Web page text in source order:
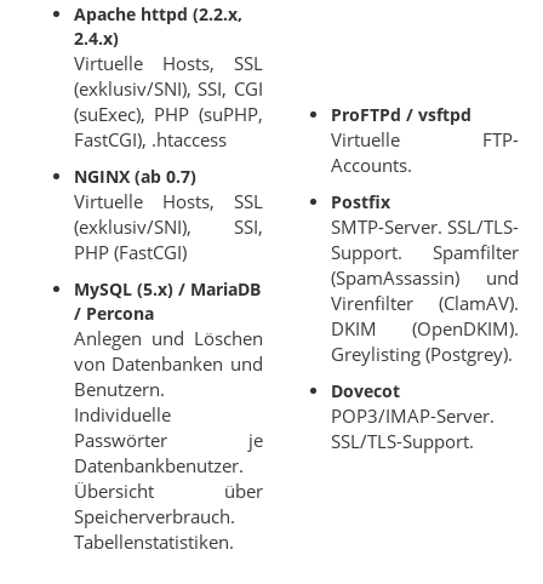
Apache httpd (2.2.x,
2.4.x)
Virtuelle Hosts, SSL
(exklusiv/SNI), SSI, CGI
(suExec), PHP (suPHP,
FastCGI), .htaccess
NGINX (ab 0.7)
Virtuelle Hosts, SSL
(exklusiv/SNI), SSI,
PHP (FastCGI)
MySQL (5.x) / MariaDB
/ Percona
Anlegen und Löschen
von Datenbanken und
Benutzern.
Individuelle
Passwörter je
Datenbankbenutzer.
Übersicht über
Speicherverbrauch.
Tabellenstatistiken.
ProFTPd / vsftpd
Virtuelle FTP-
Accounts.
Postfix
SMTP-Server. SSL/TLS-
Support. Spamfilter
(SpamAssassin) und
Virenfilter (ClamAV).
DKIM (OpenDKIM).
Greylisting (Postgrey).
Dovecot
POP3/IMAP-Server.
SSL/TLS-Support.